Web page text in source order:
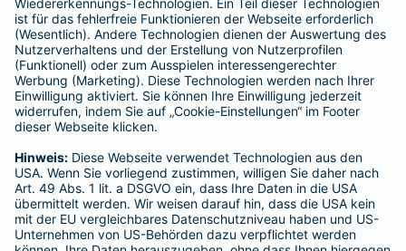
Kranken-Zusatzversicherung
Tierversicherungen
Haftpflichtversicherung
Hausratversicherung
SERVICE
Schaden melden
Kilometerstandsmeldung
Serviceübersicht